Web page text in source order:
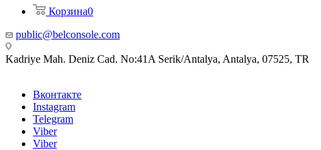
Корзина0
public@belconsole.com
Kadriye Mah. Deniz Cad. No:41A Serik/Antalya, Antalya, 07525, TR
Вконтакте
Instagram
Telegram
Viber
Viber